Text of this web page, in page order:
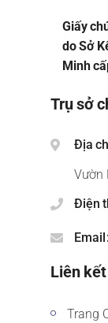
Giấy
do Sở
Minh
Trụ sở
Địa
Vườn
Điện
Email
Liên kết
Trang